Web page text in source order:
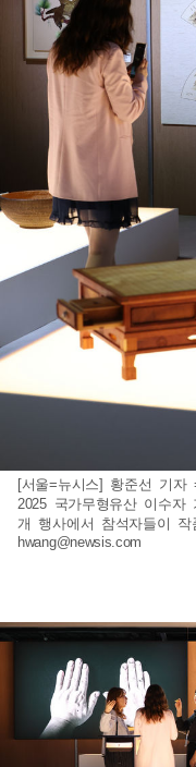
[서울=뉴시스] 황준선 기
2025 국가무형유산 이수
개 행사에서 참석자들이 작
hwang@newsis.com